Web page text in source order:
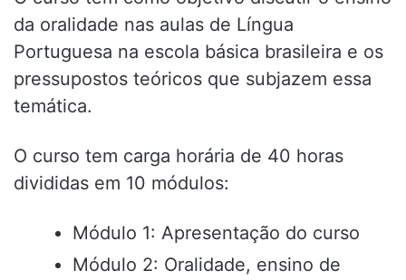
da oralidade nas aulas de Língua
Portuguesa na escola básica brasileira e os
pressupostos teóricos que subjazem essa
temática.
O curso tem carga horária de 40 horas
divididas em 10 módulos:
Módulo 1: Apresentação do curso
Módulo 2: Oralidade, ensino de